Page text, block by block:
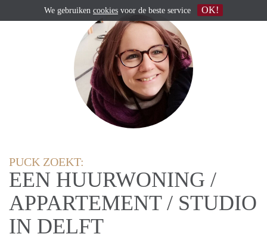
PUCK ZOEKT:
EEN HUURWONING /
APPARTEMENT / STUDIO
IN DELFT
We gebruiken cookies voor de beste service OK!